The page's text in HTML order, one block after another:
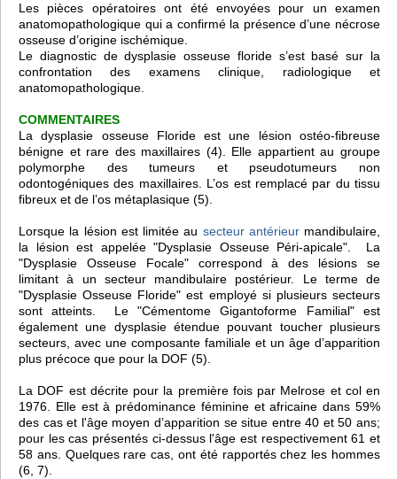
Les pièces opératoires ont été envoyées pour un examen
anatomopathologique qui a confirmé la présence d’une nécrose
osseuse d’origine ischémique.
Le diagnostic de dysplasie osseuse floride s’est basé sur la
confrontation des examens clinique, radiologique et
anatomopathologique.
COMMENTAIRES
La dysplasie osseuse Floride est une lésion ostéo-fibreuse
bénigne et rare des maxillaires (4). Elle appartient au groupe
polymorphe des tumeurs et pseudotumeurs non
odontogéniques des maxillaires. L’os est remplacé par du tissu
fibreux et de l’os métaplasique (5).
Lorsque la lésion est limitée au secteur antérieurmandibulaire,
la lésion est appelée "Dysplasie Osseuse Péri-apicale". La
"Dysplasie Osseuse Focale" correspond à des lésions se
limitant à un secteur mandibulaire postérieur. Le terme de
"Dysplasie Osseuse Floride" est employé si plusieurs secteurs
sont atteints. Le "Cémentome Gigantoforme Familial" est
également une dysplasie étendue pouvant toucher plusieurs
secteurs, avec une composante familiale et un âge d’apparition
plus précoce que pour la DOF (5).
La DOF est décrite pour la première fois par Melrose et col en
1976. Elle est à prédominance féminine et africaine dans 59%
des cas et l'âge moyen d’apparition se situe entre 40 et 50 ans;
pour les cas présentés ci-dessus l'âge est respectivement 61 et
58 ans. Quelques rare cas, ont été rapportés chez les hommes
(6, 7).